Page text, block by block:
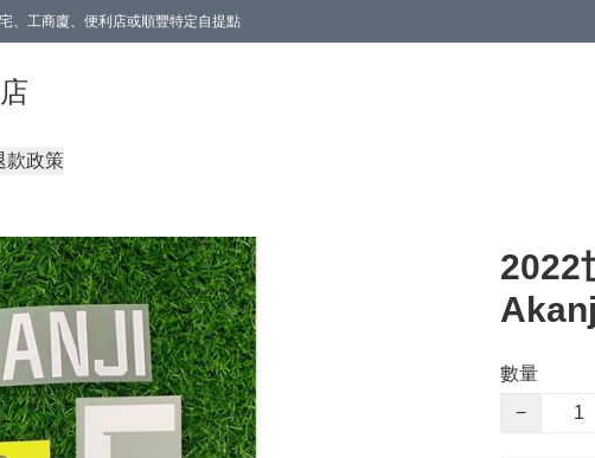
、工商廈、便利店或順豐特定自提點
款政策
2022
數量
−